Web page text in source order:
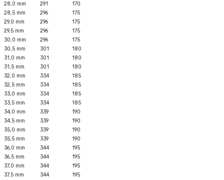
28,0 mm
291
170
28,5 mm
296
175
29,0 mm
296
175
29,5 mm
296
175
30,0 mm
296
175
30,5 mm
301
180
31,0 mm
301
180
31,5 mm
301
180
32,0 mm
334
185
32,5 mm
334
185
33,0 mm
334
185
33,5 mm
334
185
34,0 mm
339
190
34,5 mm
339
190
35,0 mm
339
190
35,5 mm
339
190
36,0 mm
344
195
36,5 mm
344
195
37,0 mm
344
195
37,5 mm
344
195